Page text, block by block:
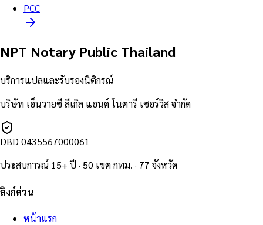
PCC
NPT Notary Public Thailand
บริการแปลและรับรองนิติกรณ์
บริษัท เอ็นวายซี ลีเกิล แอนด์ โนตารี เซอร์วิส จำกัด
DBD 0435567000061
ประสบการณ์ 15+ ปี · 50 เขต กทม. · 77 จังหวัด
ลิงก์ด่วน
หน้าแรก